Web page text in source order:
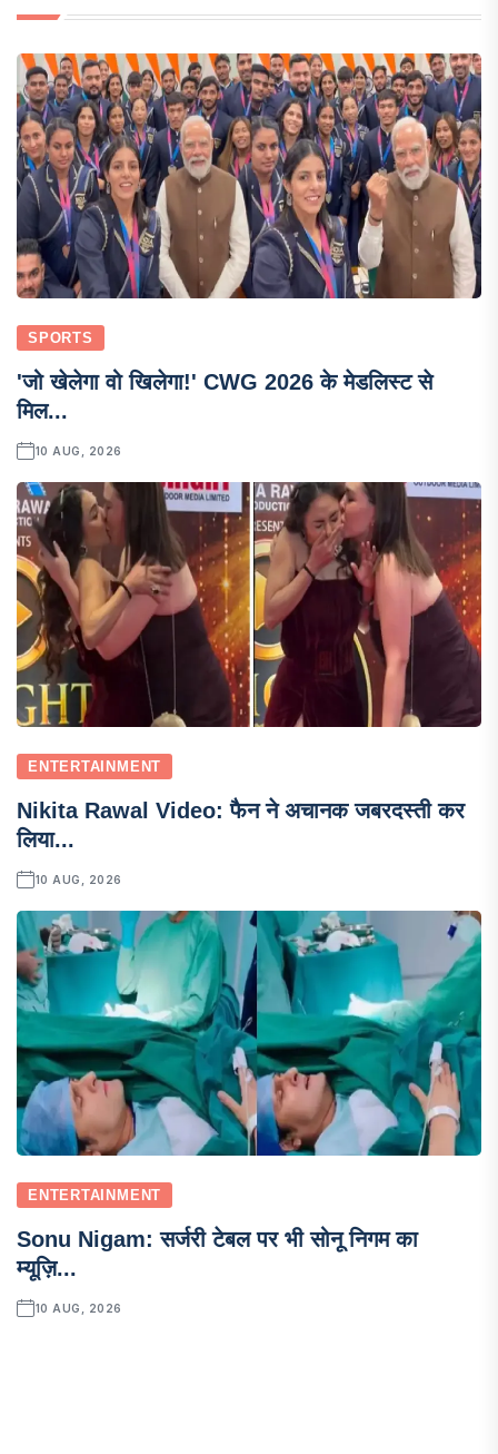
SPORTS
'जो खेलेगा वो खिलेगा!' CWG 2026 के मेडलिस्ट से
मिल...
10 AUG, 2026
ENTERTAINMENT
Nikita Rawal Video: फैन ने अचानक जबरदस्ती कर
लिया...
10 AUG, 2026
ENTERTAINMENT
Sonu Nigam: सर्जरी टेबल पर भी सोनू निगम का
म्यूज़ि...
10 AUG, 2026